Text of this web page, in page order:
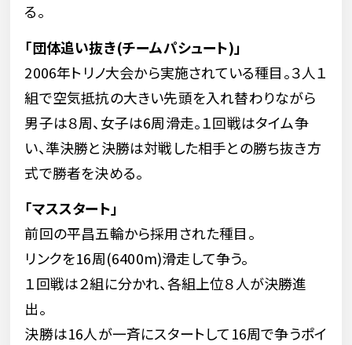
る。
「団体追い抜き(チームパシュート)｣
2006年トリノ大会から実施されている種目。３人１
組で空気抵抗の大きい先頭を入れ替わりながら
男子は８周、女子は6周滑走。１回戦はタイム争
い、準決勝と決勝は対戦した相手との勝ち抜き方
式で勝者を決める。
「マススタート」
前回の平昌五輪から採用された種目。
リンクを16周(6400m)滑走して争う。
１回戦は２組に分かれ、各組上位８人が決勝進
出。
決勝は16人が一斉にスタートして16周で争うポイ